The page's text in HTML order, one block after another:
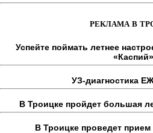
РЕКЛАМА В
Успейте поймать летнее
УЗ-диагностика
В Троицке пройдет большая
В Троицке проведет